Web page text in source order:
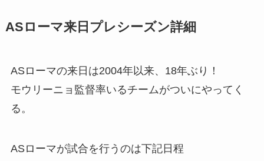
ASローマ来日プレシーズン詳細
ASローマの来日は2004年以来、18年ぶり！
モウリーニョ監督率いるチームがついにやってく
る。
ASローマが試合を行うのは下記日程